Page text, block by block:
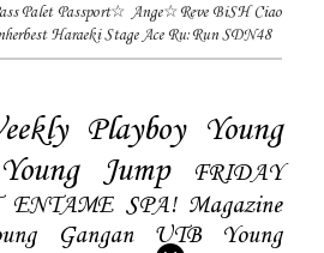
Palet Passport☆ Ange☆Reve BiSH Ciao
Haraeki Stage Ace Ru:Run SDN48
Playboy Young
Young Jump
FRIDAY
ENTAME SPA! Magazine
Gangan UTB
Young